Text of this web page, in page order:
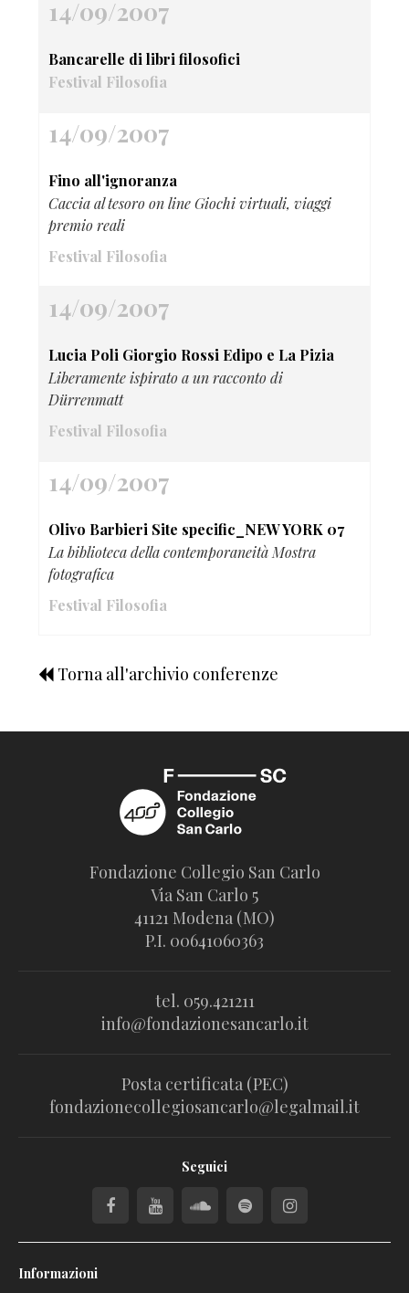
14/09/2007
Bancarelle di libri filosofici
Festival Filosofia
14/09/2007
Fino all'ignoranza
Caccia al tesoro on line Giochi virtuali, viaggi
premio reali
Festival Filosofia
14/09/2007
Lucia Poli Giorgio Rossi Edipo e La Pizia
Liberamente ispirato a un racconto di
Dürrenmatt
Festival Filosofia
14/09/2007
Olivo Barbieri Site specific_NEW YORK 07
La biblioteca della contemporaneità Mostra
fotografica
Festival Filosofia
Torna all'archivio conferenze
Fondazione Collegio San Carlo
Via San Carlo 5
41121 Modena (MO)
P.I. 00641060363
tel. 059.421211
info@fondazionesancarlo.it
Posta certificata (PEC)
fondazionecollegiosancarlo@legalmail.it
Seguici
Informazioni